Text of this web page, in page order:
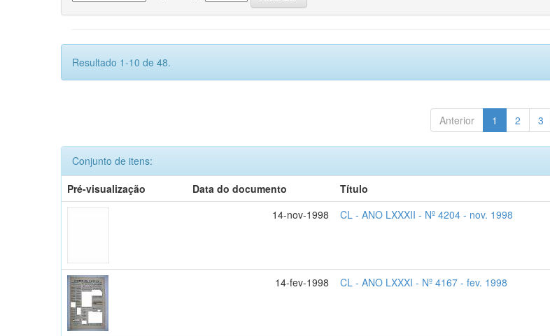
Resultado 1-10 de 48.
Anterior 1 2 3
Conjunto de itens:
Pré-visualização
Data do documento Título
14-nov-1998
CL - ANO LXXXII - Nº 4204 - nov. 1998
14-fev-1998 CL - ANO LXXXI - Nº 4167 - fev. 1998